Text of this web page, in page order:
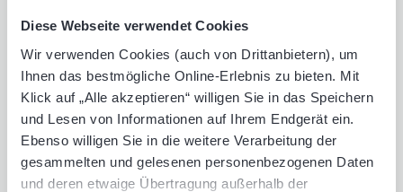
Diese Webseite verwendet Cookies
Wir verwenden Cookies (auch von Drittanbietern), um
Ihnen das bestmögliche Online-Erlebnis zu bieten. Mit
Klick auf „Alle akzeptieren“ willigen Sie in das Speichern
und Lesen von Informationen auf Ihrem Endgerät ein.
Ebenso willigen Sie in die weitere Verarbeitung der
gesammelten und gelesenen personenbezogenen Daten
und deren etwaige Übertragung außerhalb der
Mobilität
Leasen Sie Ihr persönliches Wunsch-
Fahrrad oder E-Bike bequem und günstig
über Baker Tilly. Außerdem unterstützt
Baker Tilly alle Mitarbeitenden bei der
Finanzierung des DeutschlandTickets mit
einer steuerfreien Zuzahlung.